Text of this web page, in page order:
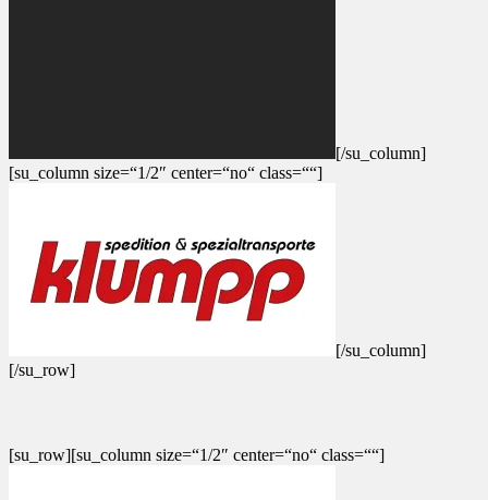
[/su_column]
[su_column size=“1/2″ center=“no“ class=““]
[/su_column]
[/su_row]
[su_row][su_column size=“1/2″ center=“no“ class=““]